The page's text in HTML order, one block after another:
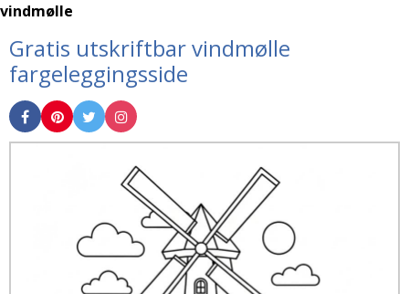
vindmølle
Gratis utskriftbar vindmølle
fargeleggingsside